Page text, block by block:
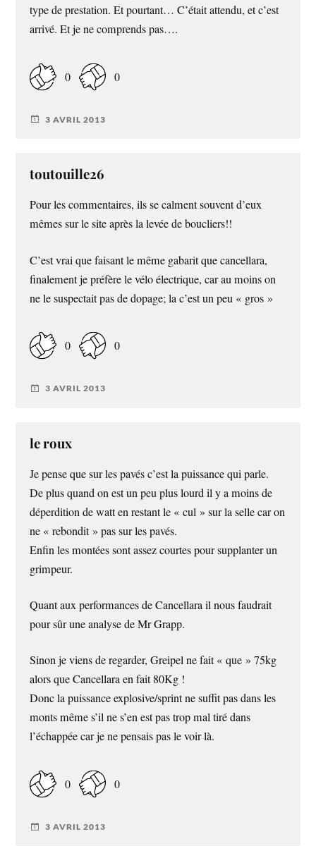
type de prestation. Et pourtant… C’était attendu, et c’est
arrivé. Et je ne comprends pas….
0 0
3 AVRIL 2013
toutouille26
Pour les commentaires, ils se calment souvent d’eux
mêmes sur le site après la levée de boucliers!!
C’est vrai que faisant le même gabarit que cancellara,
finalement je préfère le vélo électrique, car au moins on
ne le suspectait pas de dopage; la c’est un peu « gros »
0 0
3 AVRIL 2013
le roux
Je pense que sur les pavés c’est la puissance qui parle.
De plus quand on est un peu plus lourd il y a moins de
déperdition de watt en restant le « cul » sur la selle car on
ne « rebondit » pas sur les pavés.
Enfin les montées sont assez courtes pour supplanter un
grimpeur.
Quant aux performances de Cancellara il nous faudrait
pour sûr une analyse de Mr Grapp.
Sinon je viens de regarder, Greipel ne fait « que » 75kg
alors que Cancellara en fait 80Kg !
Donc la puissance explosive/sprint ne suffit pas dans les
monts même s’il ne s’en est pas trop mal tiré dans
l’échappée car je ne pensais pas le voir là.
0 0
3 AVRIL 2013